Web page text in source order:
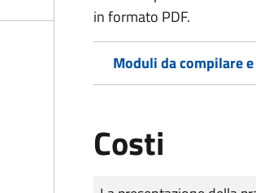
in formato PDF.
Moduli da compilare
Costi
Tipo di pagamento
Importo